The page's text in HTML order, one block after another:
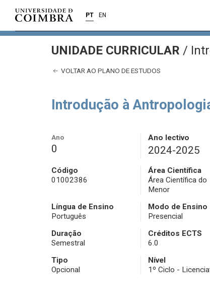
PT EN
UNIDADE CURRICULAR /
VOLTAR AO PLANO DE ESTUDOS
Introdução à
Ano
0
Ano lectivo
2024-2025
Código
01002386
Área Científica
Área Científica do
Menor
Língua de Ensino
Português
Modo de Ensino
Presencial
Duração
Semestral
Créditos ECTS
6.0
Tipo
Opcional
Nível
1º Ciclo -